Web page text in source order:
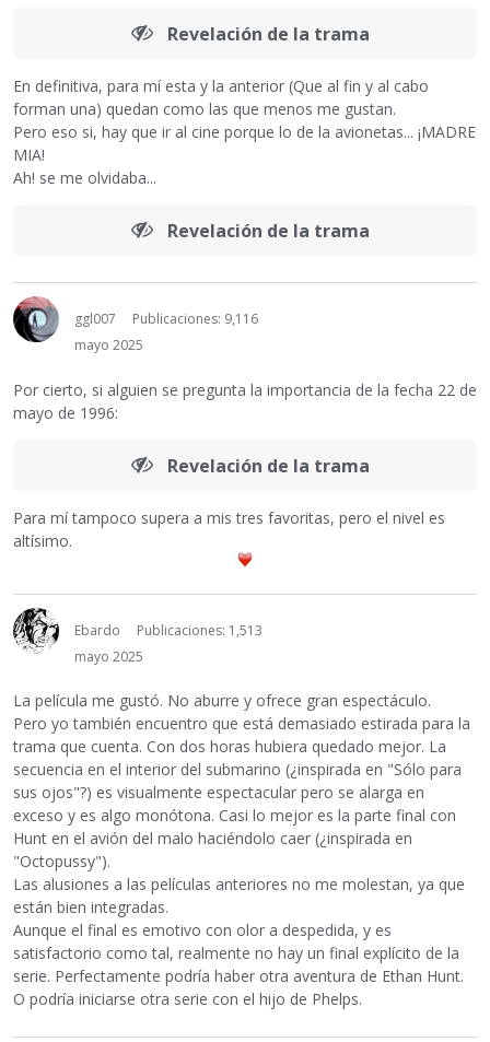
Revelación de la trama
En definitiva, para mí esta y la anterior (Que al fin y al cabo
forman una) quedan como las que menos me gustan.
Pero eso si, hay que ir al cine porque lo de la avionetas... ¡MADRE
MIA!
Ah! se me olvidaba...
Revelación de la trama
ggl007
Publicaciones: 9,116
mayo 2025
Por cierto, si alguien se pregunta la importancia de la fecha 22 de
mayo de 1996:
Revelación de la trama
Para mí tampoco supera a mis tres favoritas, pero el nivel es
altísimo.
Ebardo
Publicaciones: 1,513
mayo 2025
La película me gustó. No aburre y ofrece gran espectáculo.
Pero yo también encuentro que está demasiado estirada para la
trama que cuenta. Con dos horas hubiera quedado mejor. La
secuencia en el interior del submarino (¿inspirada en "Sólo para
sus ojos"?) es visualmente espectacular pero se alarga en
exceso y es algo monótona. Casi lo mejor es la parte final con
Hunt en el avión del malo haciéndolo caer (¿inspirada en
"Octopussy").
Las alusiones a las películas anteriores no me molestan, ya que
están bien integradas.
Aunque el final es emotivo con olor a despedida, y es
satisfactorio como tal, realmente no hay un final explícito de la
serie. Perfectamente podría haber otra aventura de Ethan Hunt.
O podría iniciarse otra serie con el hijo de Phelps.